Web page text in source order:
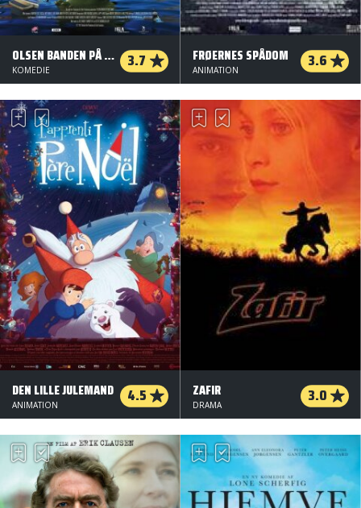
OLSEN BANDEN PÅ DYBT VAND 3.7
KOMEDIE
FRØERNES SPÅDOM 3.6
ANIMATION
DEN LILLE JULEMAND 4.5
ANIMATION
ZAFIR 3.0
DRAMA